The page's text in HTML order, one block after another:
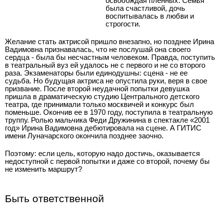
была счастливой, дочь
воспитывалась в любви и
строгости.
Желание стать актрисой пришло внезапно, но позднее Ирина
Вадимовна признавалась, что не послушай она своего
сердца - была бы несчастным человеком. Правда, поступить
в театральный вуз ей удалось не с первого и не со второго
раза. Экзаменаторы были единодушны: сцена - не ее
судьба. Но будущая актриса не опустила руки, веря в свое
призвание. После второй неудачной попытки девушка
пришла в драматическую студию Центрального детского
театра, где принимали только москвичей и конкурс был
поменьше. Окончив ее в 1970 году, поступила в театральную
труппу. Ролью мальчика Феди Дружинина в спектакле «2001
год» Ирина Вадимовна дебютировала на сцене. А ГИТИС
имени Луначарского окончила позднее заочно.
Поэтому: если цель, которую надо достичь, оказывается
недоступной с первой попытки и даже со второй, почему бы
не изменить маршрут?
Быть ответственной